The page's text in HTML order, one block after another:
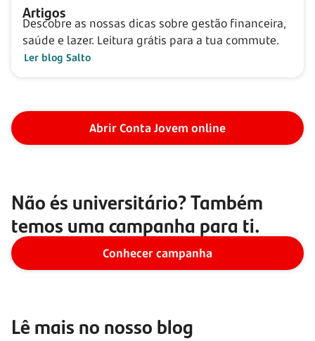
Artigos
Descobre as nossas dicas sobre gestão financeira,
saúde e lazer. Leitura grátis para a tua commute.
Ler blog Salto
Abrir Conta Jovem online
Não és universitário? Também
temos uma campanha para ti.
Conhecer campanha
Lê mais no nosso blog